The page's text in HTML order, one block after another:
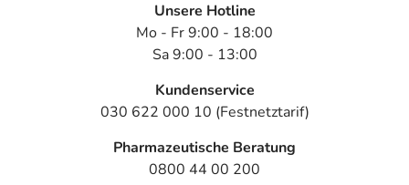
Unsere Hotline
Mo - Fr 9:00 - 18:00
Sa 9:00 - 13:00
Kundenservice
030 622 000 10 (Festnetztarif)
Pharmazeutische Beratung
0800 44 00 200